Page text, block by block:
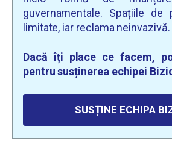
guvernamentale. Spațiile de
limitate, iar reclama neinvazivă.
Dacă îți place ce facem,
pentru susținerea echipei
SUSȚINE ECHIPA